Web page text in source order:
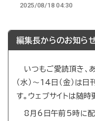
2025/08/18 04:30
編集長からのお知ら
いつもご愛読頂き、
（水）～14日（金）は
す。ウェブサイトは随時
8月6日午前5時に配